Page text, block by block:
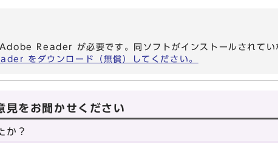
Reader が必要です。同ソフトがインストールされてい
をダウンロード（無償）してください。
見をお聞かせください
か？